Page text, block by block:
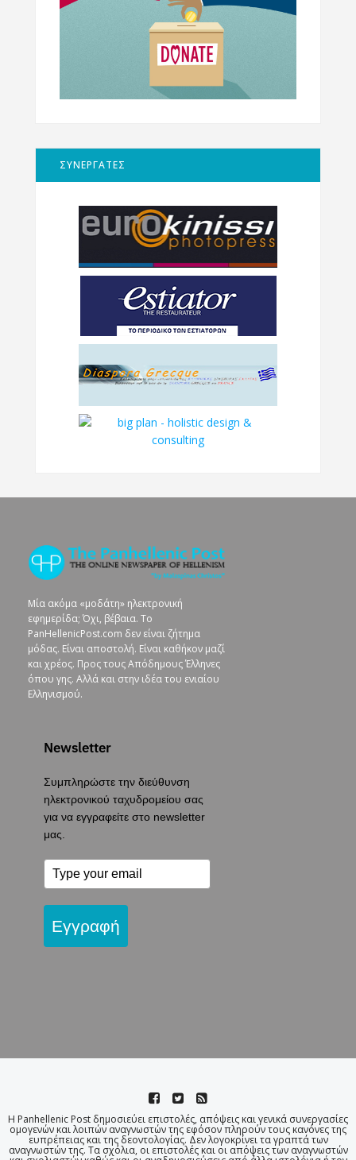
ΣΥΝΕΡΓΑΤΕΣ
Μία ακόμα «μοδάτη» ηλεκτρονική
εφημερίδα; Όχι, βέβαια. To
PanHellenicPost.com δεν είναι ζήτημα
μόδας. Είναι αποστολή. Είναι καθήκον μαζί
και χρέος. Προς τους Απόδημους Έλληνες
όπου γης. Αλλά και στην ιδέα του ενιαίου
Ελληνισμού.
Newsletter
Συμπληρώστε την διεύθυνση
ηλεκτρονικού ταχυδρομείου σας
για να εγγραφείτε στο newsletter
μας.
Εγγραφή
Η Panhellenic Post δημοσιεύει επιστολές, απόψεις και γενικά συνεργασίες
ομογενών και λοιπών αναγνωστών της εφόσον πληρούν τους κανόνες της
ευπρέπειας και της δεοντολογίας. Δεν λογοκρίνει τα γραπτά των
αναγνωστών της. Τα σχόλια, οι επιστολές και οι απόψεις των αναγνωστών